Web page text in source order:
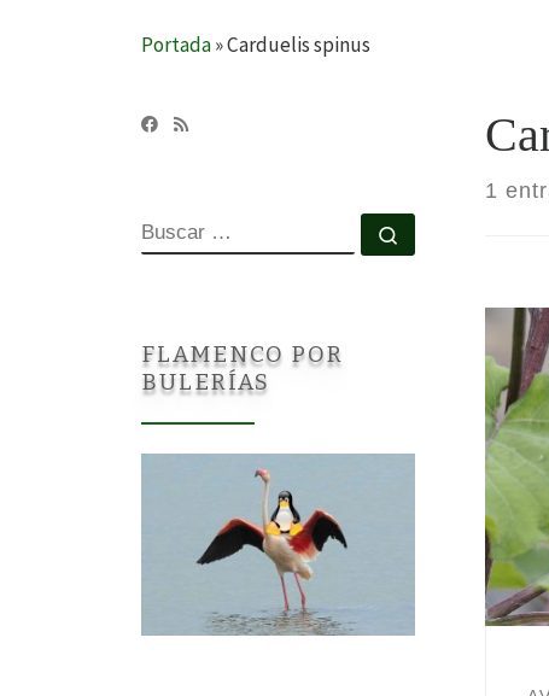
Portada»Carduelis spinus
1
BUSCAR
FLAMENCO POR
BULERÍAS